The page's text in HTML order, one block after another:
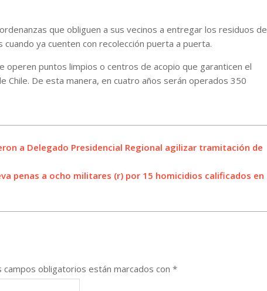
que obliguen a sus vecinos a entregar los residuos de
ya cuenten con recolección puerta a puerta.
puntos limpios o centros de acopio que garanticen el
Chile. De esta manera, en cuatro años serán operados 350
a Delegado Presidencial Regional agilizar tramitación de
penas a ocho militares (r) por 15 homicidios calificados en
campos obligatorios están marcados con *